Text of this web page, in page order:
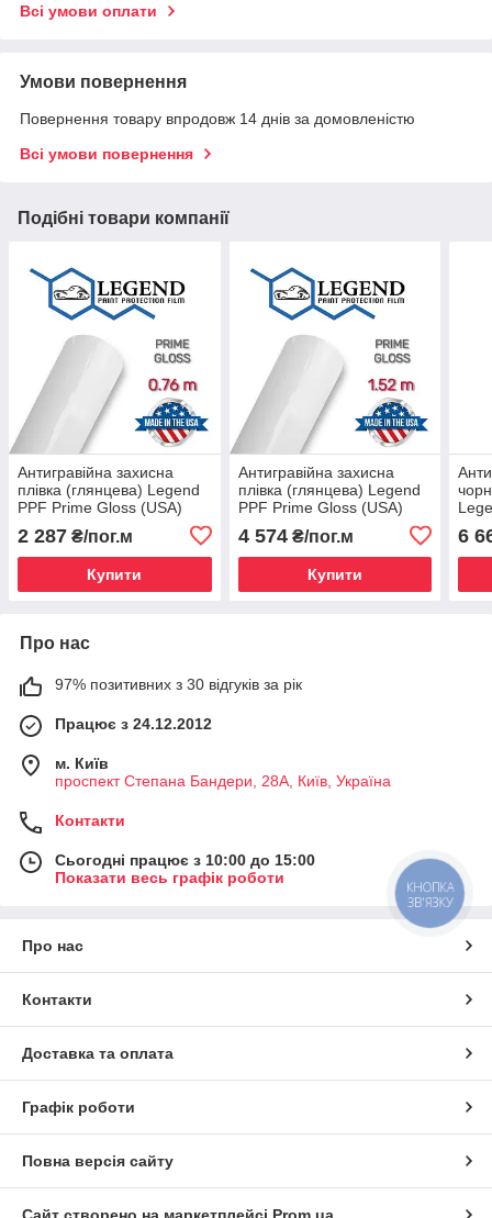
Всі умови оплати
Умови повернення
Повернення товару впродовж 14 днів за домовленістю
Всі умови повернення
Подібні товари компанії
Антигравійна захисна
плівка (глянцева) Legend
PPF Prime Gloss (USA)
2 287 ₴/пог.м
Купити
Антигравійна захисна
плівка (глянцева) Legend
PPF Prime Gloss (USA)
4 574₴/пог.м
Купити
6
Про нас
97% позитивних з 30 відгуків за рік
Працює з 24.12.2012
м. Київ
проспект Степана Бандери, 28А, Київ, Україна
Контакти
Сьогодні працює з 10:00 до 15:00
Показати весь графік роботи
Про нас
Контакти
Доставка та оплата
Графік роботи
Повна версія сайту
Сайт створено на маркетплейсі Prom.ua
КНОПКА
ЗВ'ЯЗКУ